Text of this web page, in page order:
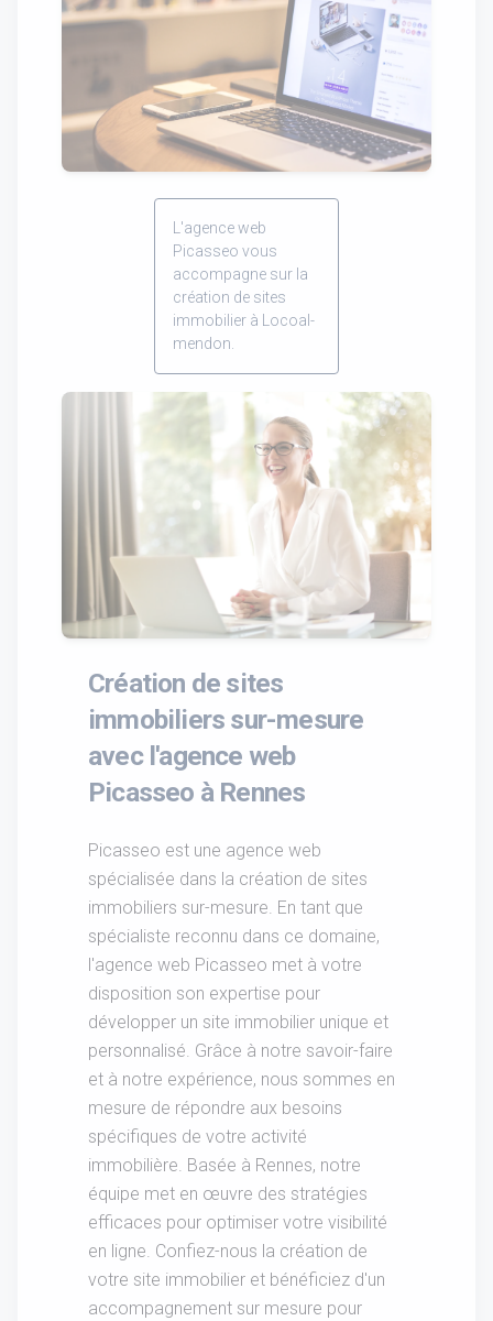
L'agence web
Picasseo vous
accompagne sur la
création de sites
immobilier à Locoal-
mendon.
Création de sites
immobiliers sur-mesure
avec l'agence web
Picasseo à Rennes
Picasseo est une agence web
spécialisée dans la création de sites
immobiliers sur-mesure. En tant que
spécialiste reconnu dans ce domaine,
l'agence web Picasseo met à votre
disposition son expertise pour
développer un site immobilier unique et
personnalisé. Grâce à notre savoir-faire
et à notre expérience, nous sommes en
mesure de répondre aux besoins
spécifiques de votre activité
immobilière. Basée à Rennes, notre
équipe met en œuvre des stratégies
efficaces pour optimiser votre visibilité
en ligne. Confiez-nous la création de
votre site immobilier et bénéficiez d'un
accompagnement sur mesure pour